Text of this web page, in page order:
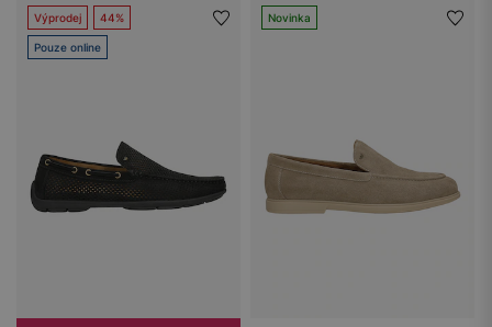
Výprodej 44%
Pouze online
Novinka